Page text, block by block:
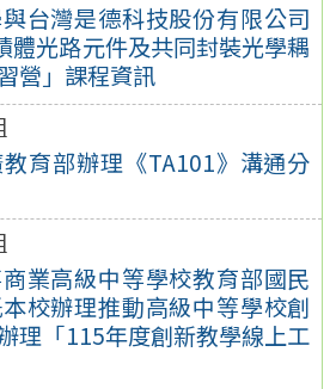
台灣是德科技股份有限公司
體光路元件及共同封裝光學耦
營」課程資訊
育部辦理《TA101》溝通分
業高級中等學校教育部國民
校辦理推動高級中等學校創
理「115年度創新教學線上工